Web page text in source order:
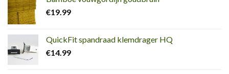
€19.99
QuickFit spandraad klemdrager HQ
€14.99